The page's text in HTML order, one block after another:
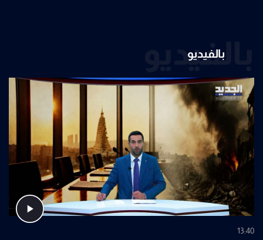
بالفيديو
بالفيديو
13:40